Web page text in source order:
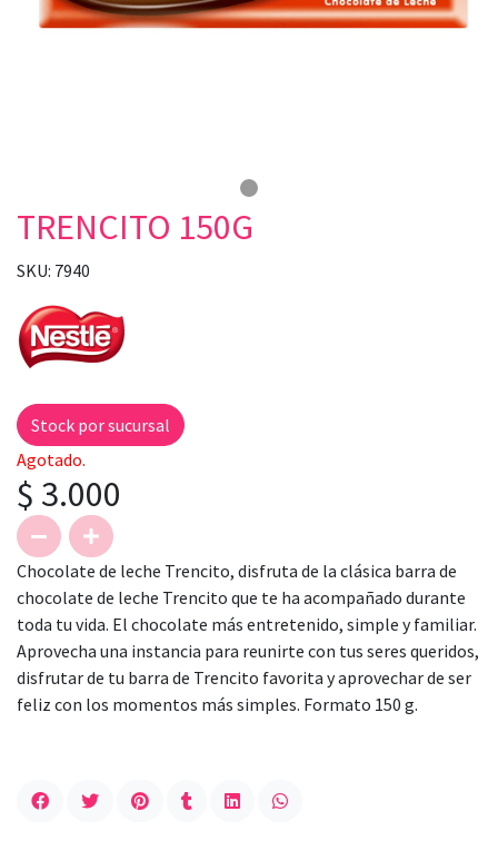
TRENCITO 150G
SKU: 7940
Stock por sucursal
Agotado.
$ 3.000
Chocolate de leche Trencito, disfruta de la clásica barra de
chocolate de leche Trencito que te ha acompañado durante
toda tu vida. El chocolate más entretenido, simple y familiar.
Aprovecha una instancia para reunirte con tus seres queridos,
disfrutar de tu barra de Trencito favorita y aprovechar de ser
feliz con los momentos más simples. Formato 150 g.